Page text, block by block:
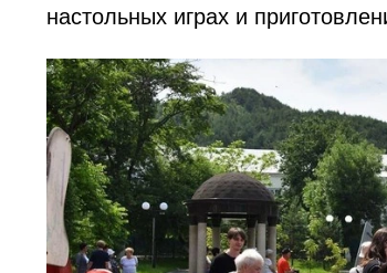
настольных играх и